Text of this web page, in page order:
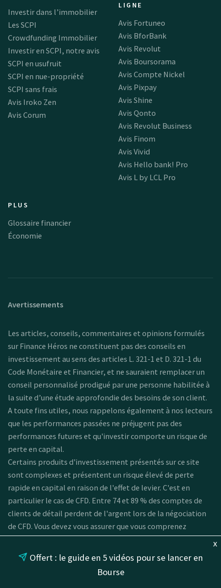
x
Offert : le guide en 5 vidéos pour se lancer en
Bourse
Investir dans l’immobilier
Les SCPI
Crowdfunding Immobilier
Investir en SCPI, notre avis
SCPI en usufruit
SCPI en nue-propriété
SCPI sans frais
Avis Iroko Zen
Avis Corum
LIGNE
Avis Fortuneo
Avis BforBank
Avis Revolut
Avis Boursorama
Avis Compte Nickel
Avis Pixpay
Avis Shine
Avis Qonto
Avis Revolut Business
Avis Finom
Avis Vivid
Avis Hello bank! Pro
Avis L by LCL Pro
PLUS
Glossaire financier
Économie
Avertissements
Les articles, conseils, commentaires et opinions formulés
sur Finance Héros ne constituent pas des conseils en
investissement au sens des articles L. 321-1 et D. 321-1 du
Code Monétaire et Financier, et ne sauraient remplacer un
conseil personnalisé prodigué par une personne habilitée à
la suite d’une étude approfondie des besoins de son client.
A toute fins utiles, nous rappelons également à nos lecteurs
que les performances passées ne préjugent pas des
performances futures et qu'investir comporte un risque de
perte en capital.
Certains produits d'investissement présentés sur ce site
sont complexes et présentent un risque élevé de perte
rapide en capital en raison de l'effet de levier. C'est en
particulier le cas de CFD. Entre 74 et 89 % des comptes de
clients de détail perdent de l'argent lors de la négociation
de CFD. Vous devez vous assurer que vous comprenez
comment les CFD fonctionnent et que vous pouvez vous
permettre de prendre le risque élevé de perdre votre argent
avant de les utiliser.